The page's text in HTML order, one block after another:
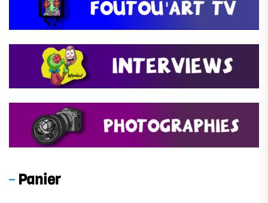
Panier